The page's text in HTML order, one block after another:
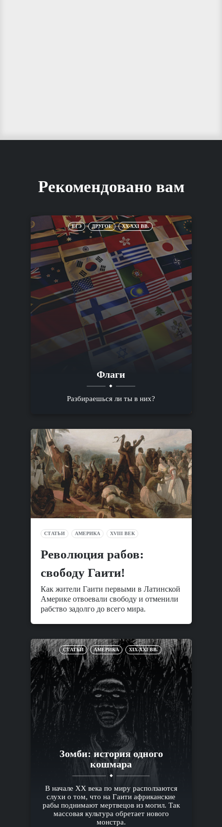
Рекомендовано вам
ЕГЭ ДРУГОЕ XX-XXI ВВ.
Флаги
Разбираешься ли ты в них?
СТАТЬИ АМЕРИКА XVIII ВЕК
Революция рабов:
свободу Гаити!
Как жители Гаити первыми в Латинской
Америке отвоевали свободу и отменили
рабство задолго до всего мира.
СТАТЬИ АМЕРИКА XIX-XXI ВВ.
Зомби: история одного
кошмара
В начале XX века по миру расползаются
слухи о том, что на Гаити африканские
рабы поднимают мертвецов из могил. Так
массовая культура обретает нового
монстра.